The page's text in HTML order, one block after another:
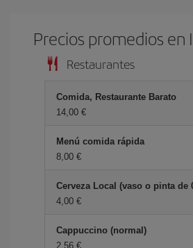
Precios promedios en
Restaurantes
Comida, Restaurante Barato
14,00 €
Menú comida rápida
8,00 €
Cerveza Local (vaso o pinta de
4,00 €
Cappuccino (normal)
2,56 €